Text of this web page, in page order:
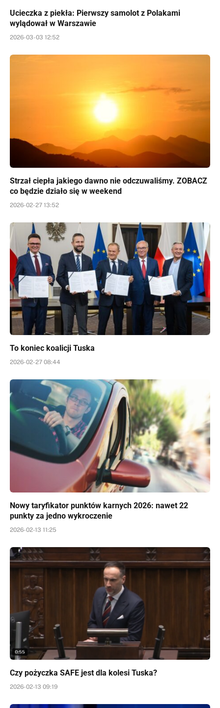
Ucieczka z piekła: Pierwszy samolot z Polakami
wylądował w Warszawie
2026-03-03 12:52
Strzał ciepła jakiego dawno nie odczuwaliśmy. ZOBACZ
co będzie działo się w weekend
2026-02-27 13:52
To koniec koalicji Tuska
2026-02-27 08:44
Nowy taryfikator punktów karnych 2026: nawet 22
punkty za jedno wykroczenie
2026-02-13 11:25
Czy pożyczka SAFE jest dla kolesi Tuska?
2026-02-13 09:19